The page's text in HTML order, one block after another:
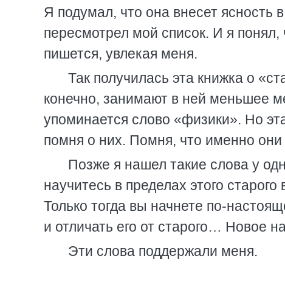
Я подумал, что она внесет
пересмотрел мой список. И я
пишется, увлекая меня.
Так получилась эта книжка о
конечно, занимают в ней меньшее
упоминается слово «физики». Но
помня о них. Помня, что именно они
Позже я нашел такие слова у
научитесь в пределах этого
Только тогда вы начнете по-
и отличать его от старого… Новое
Эти слова поддержали меня.